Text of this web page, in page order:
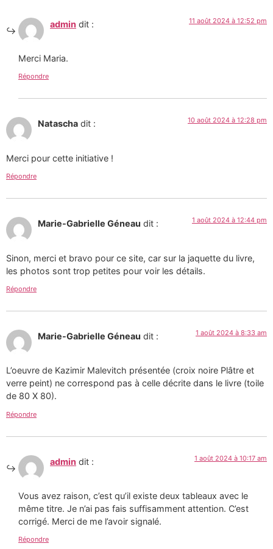
admin dit : 11 août 2024 à 12:52 pm
Merci Maria.
Répondre
Natascha dit : 10 août 2024 à 12:28 pm
Merci pour cette initiative !
Répondre
Marie-Gabrielle Géneau dit : 1 août 2024 à 12:44 pm
Sinon, merci et bravo pour ce site, car sur la jaquette du livre,
les photos sont trop petites pour voir les détails.
Répondre
Marie-Gabrielle Géneau dit : 1 août 2024 à 8:33 am
L’oeuvre de Kazimir Malevitch présentée (croix noire Plâtre et
verre peint) ne correspond pas à celle décrite dans le livre (toile
de 80 X 80).
Répondre
admin dit : 1 août 2024 à 10:17 am
Vous avez raison, c’est qu’il existe deux tableaux avec le
même titre. Je n’ai pas fais suffisamment attention. C’est
corrigé. Merci de me l’avoir signalé.
Répondre